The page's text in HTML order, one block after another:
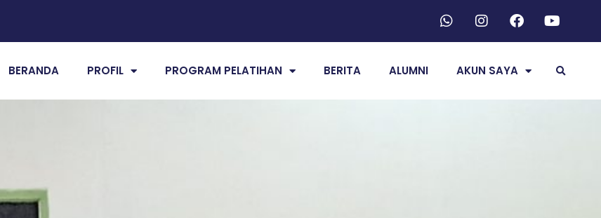
BERANDA PROFIL PROGRAM PELATIHAN BERITA ALUMNI AKUN SAYA